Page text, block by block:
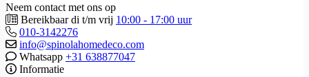
Neem contact met ons op
Bereikbaar di t/m vrij 10:00 - 17:00 uur
010-3142276
info@spinolahomedeco.com
Whatsapp +31 638877047
Informatie